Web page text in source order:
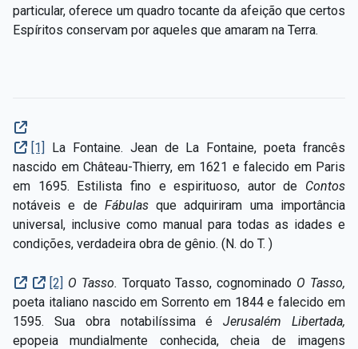
particular, oferece um quadro tocante da afeição que certos
Espíritos conservam por aqueles que amaram na Terra.
[1] La Fontaine. Jean de La Fontaine, poeta francês
nascido em Château-Thierry, em 1621 e falecido em Paris
em 1695. Estilista fino e espirituoso, autor de Contos
notáveis e de Fábulasque adquiriram uma importância
universal, inclusive como manual para todas as idades e
condições, verdadeira obra de gênio. (N. do T. )
[2] O Tasso. Torquato Tasso, cognominado O Tasso,
poeta italiano nascido em Sorrento em 1844 e falecido em
1595. Sua obra notabilíssima éJerusalém Libertada,
epopeia mundialmente conhecida, cheia de imagens